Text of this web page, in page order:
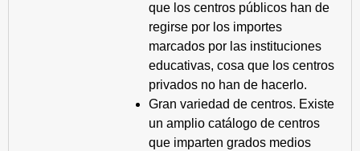
que los centros públicos han de
regirse por los importes
marcados por las instituciones
educativas, cosa que los centros
privados no han de hacerlo.
Gran variedad de centros. Existe
un amplio catálogo de centros
que imparten grados medios